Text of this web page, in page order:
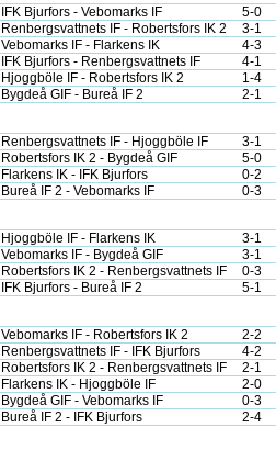
IFK Bjurfors - Vebomarks IF 5-0
Renbergsvattnets IF - Robertsfors IK 2 3-1
Vebomarks IF - Flarkens IK 4-3
IFK Bjurfors - Renbergsvattnets IF 4-1
Hjoggböle IF - Robertsfors IK 2 1-4
Bygdeå GIF - Bureå IF 2 2-1
Renbergsvattnets IF - Hjoggböle IF 3-1
Robertsfors IK 2 - Bygdeå GIF 5-0
Flarkens IK - IFK Bjurfors 0-2
Bureå IF 2 - Vebomarks IF 0-3
Hjoggböle IF - Flarkens IK 3-1
Vebomarks IF - Bygdeå GIF 3-1
Robertsfors IK 2 - Renbergsvattnets IF 0-3
IFK Bjurfors - Bureå IF 2 5-1
Vebomarks IF - Robertsfors IK 2 2-2
Renbergsvattnets IF - IFK Bjurfors 4-2
Robertsfors IK 2 - Renbergsvattnets IF 2-1
Flarkens IK - Hjoggböle IF 2-0
Bygdeå GIF - Vebomarks IF 0-3
Bureå IF 2 - IFK Bjurfors 2-4